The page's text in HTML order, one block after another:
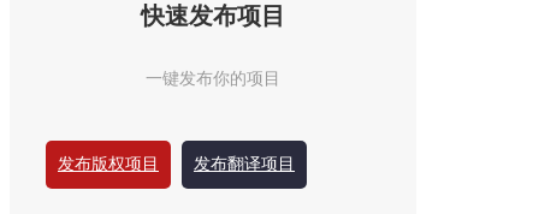
快速发布项目
一键发布你的项目
发布版权项目 发布翻译项目